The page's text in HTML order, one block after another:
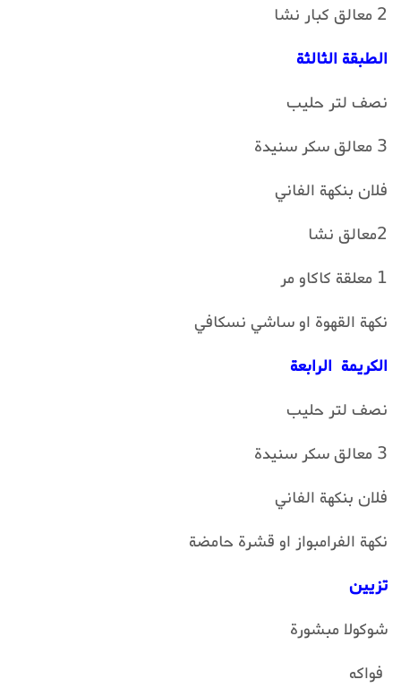
2 معالق كبار نشا
الطبقة الثالثة
نصف لتر حليب
3 معالق سكر سنيدة
فلان بنكهة الفاني
2معالق نشا
1 معلقة كاكاو مر
نكهة القهوة او ساشي نسكافي
الكريمة الرابعة
نصف لتر حليب
3 معالق سكر سنيدة
فلان بنكهة الفاني
نكهة الفرامبواز او قشرة حامضة
تزيين
شوكولا مبشورة
فواكه